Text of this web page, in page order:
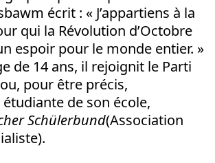
écrit : « J’appartiens à la
qui la Révolution d’Octobre
espoir pour le monde entier. »
de 14 ans, il rejoignit le Parti
pour être précis,
étudiante de son école,
Schülerbund(Association